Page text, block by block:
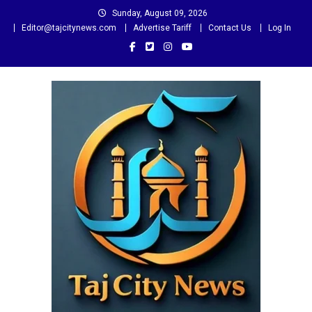
Sunday, August 09, 2026
Editor@tajcitynews.com
Advertise Tariff Contact Us Log In